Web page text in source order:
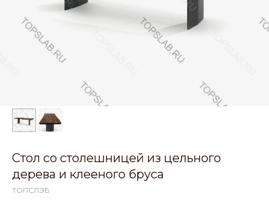
Стол со столешницей из цельного
дерева и клееного бруса
ТОПСЛЭБ